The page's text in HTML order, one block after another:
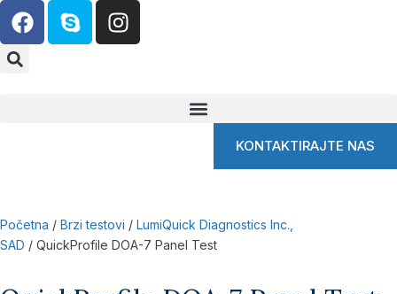
KONTAKTIRAJTE NAS
Početna / Brzi testovi / LumiQuick Diagnostics Inc.,
SAD / QuickProfile DOA-7 Panel Test